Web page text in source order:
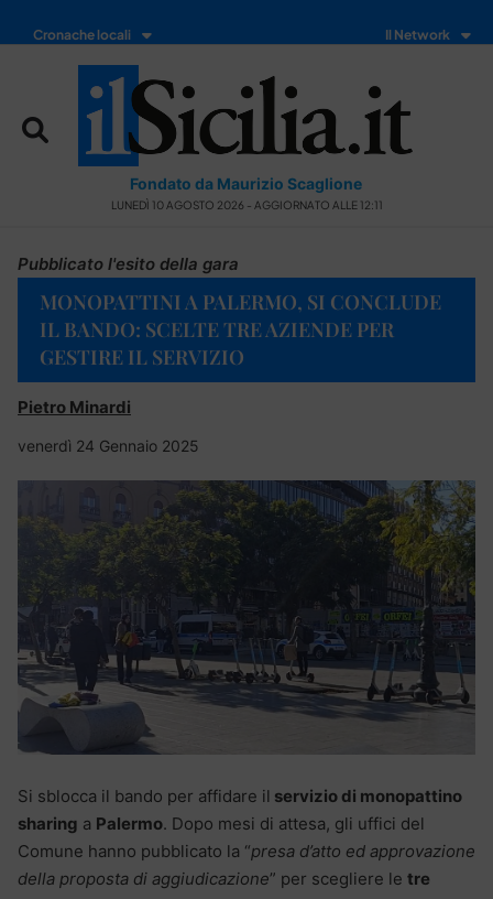
Cronache locali Il Network
Fondato da Maurizio Scaglione
LUNEDÌ 10 AGOSTO 2026 - AGGIORNATO ALLE 12:11
Pubblicato l'esito della gara
MONOPATTINI A PALERMO, SI CONCLUDE
IL BANDO: SCELTE TRE AZIENDE PER
GESTIRE IL SERVIZIO
Pietro Minardi
venerdì 24 Gennaio 2025
Si sblocca il bando per affidare il servizio di monopattino
sharing a Palermo. Dopo mesi di attesa, gli uffici del
Comune hanno pubblicato la “presa d’atto ed approvazione
della proposta di aggiudicazione” per scegliere le tre